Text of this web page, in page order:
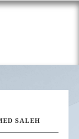
SALEH